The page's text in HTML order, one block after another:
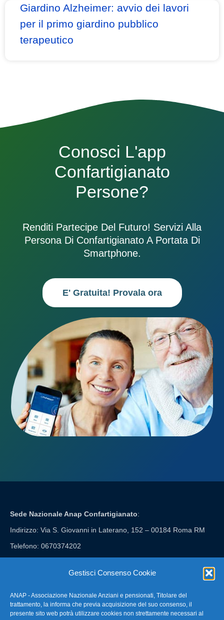
Gestisci Consenso Cookie
ANAP - Associazione Nazionale Anziani e pensionati, Titolare del
trattamento, la informa che previa acquisizione del suo consenso, il
presente sito web potrà utilizzare cookies non strettamente necessari al
Giardino Alzheimer: avvio dei lavori
per il primo giardino pubblico
terapeutico
Conosci L'app
Confartigianato
Persone?
Renditi Partecipe Del Futuro! Servizi Alla
Persona Di Confartigianato A Portata Di
Smartphone.
E' Gratuita! Provala ora
Sede Nazionale Anap Confartigianato:
Indirizzo: Via S. Giovanni in Laterano, 152 – 00184 Roma RM
Telefono: 0670374202
FAQ – Domande Frequenti